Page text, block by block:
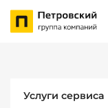
Услуги сервиса